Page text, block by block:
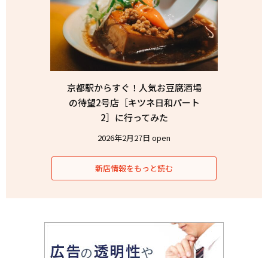
京都駅からすぐ！人気お豆腐酒場
の待望2号店［キツネ日和パート
2］に行ってみた
2026年2月27日 open
新店情報をもっと読む